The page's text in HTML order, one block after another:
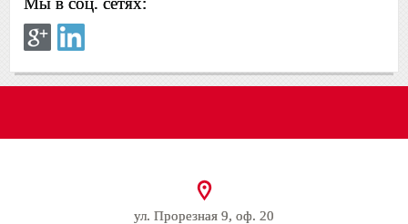
ул. Прорезная 9, оф. 20